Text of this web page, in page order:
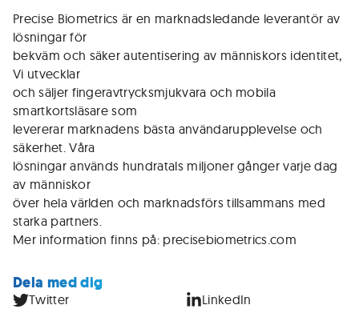
Precise Biometrics är en marknadsledande leverantör av
lösningar för
bekväm och säker autentisering av människors identitet,
Vi utvecklar
och säljer fingeravtrycksmjukvara och mobila
smartkortsläsare som
levererar marknadens bästa användarupplevelse och
säkerhet. Våra
lösningar används hundratals miljoner gånger varje dag
av människor
över hela världen och marknadsförs tillsammans med
starka partners.
Mer information finns på: precisebiometrics.com
Dela med dig
Twitter LinkedIn